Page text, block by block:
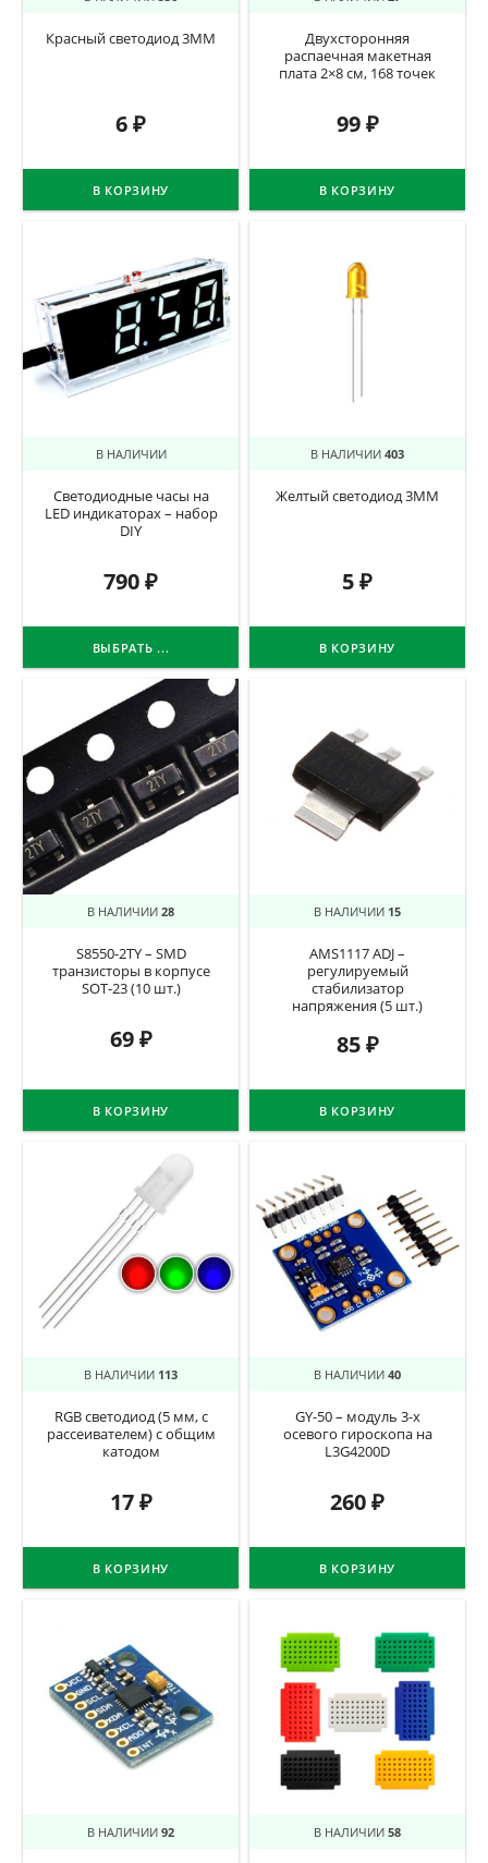
Красный светодиод 3ММ
6₽
В КОРЗИНУ
Двухсторонняя
распаечная макетная
плата 2×8 см, 168 точек
99₽
В КОРЗИНУ
В НАЛИЧИИ
Светодиодные часы на
LED индикаторах – набор
DIY
790₽
ВЫБРАТЬ ...
В НАЛИЧИИ 403
Желтый светодиод 3ММ
5₽
В КОРЗИНУ
В НАЛИЧИИ 28
S8550-2TY – SMD
транзисторы в корпусе
SOT-23 (10 шт.)
69₽
В КОРЗИНУ
В НАЛИЧИИ 15
AMS1117 ADJ –
регулируемый
стабилизатор
напряжения (5 шт.)
85₽
В КОРЗИНУ
В НАЛИЧИИ 113
RGB светодиод (5 мм, с
рассеивателем) с общим
катодом
17₽
В КОРЗИНУ
В НАЛИЧИИ 40
GY-50 – модуль 3-х
осевого гироскопа на
L3G4200D
260₽
В КОРЗИНУ
В НАЛИЧИИ 92 В НАЛИЧИИ 58